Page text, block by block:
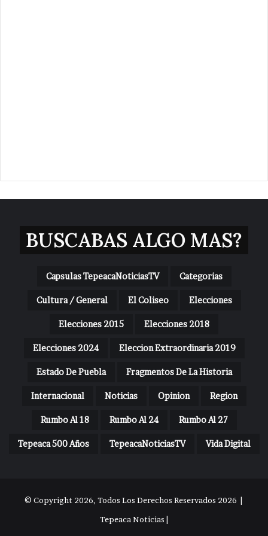
BUSCABAS ALGO MAS?
Capsulas TepeacaNoticiasTV Categorias
Cultura / General El Coliseo Elecciones
Elecciones 2015 Elecciones 2018
Elecciones 2024 Eleccion Extraordinaria 2019
Estado De Puebla Fragmentos De La Historia
Internacional Noticias Opinion Region
Rumbo Al 18 Rumbo Al 24 Rumbo Al 27
Tepeaca 500 Años TepeacaNoticiasTV Vida Digital
© Copyright 2026, Todos Los Derechos Reservados 2026 |
Tepeaca Noticias |